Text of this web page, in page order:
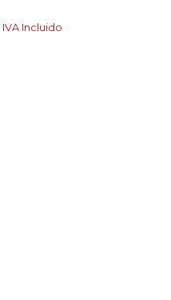
IVA Incluido